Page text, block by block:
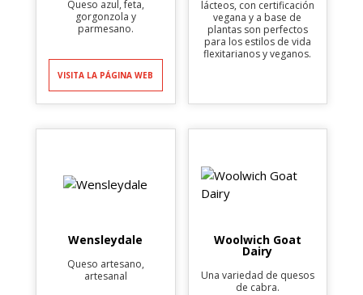
Queso azul, feta,
gorgonzola y
parmesano.
VISITA LA PÁGINA WEB
lácteos, con certificación
vegana y a base de
plantas son perfectos
para los estilos de vida
flexitarianos y veganos.
Wensleydale
Queso artesano,
artesanal
Woolwich Goat
Dairy
Una variedad de quesos
de cabra.